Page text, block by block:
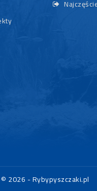
© 2026 - Rybypyszczaki.pl